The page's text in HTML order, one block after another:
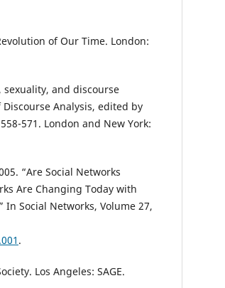
of Our Time. London:
sexuality, and discourse
Analysis, edited by
571. London and New York:
“Are Social Networks
Are Changing Today with
Social Networks, Volume 27,
.
Los Angeles: SAGE.